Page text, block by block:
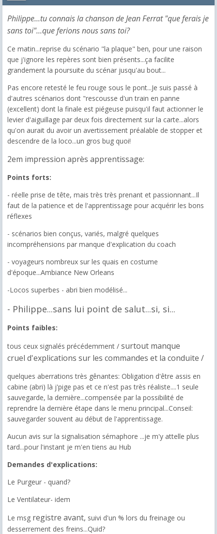
Philippe...tu connais la chanson de Jean Ferrat "que ferais je
sans toi"...que ferions nous sans toi?
Ce matin...reprise du scénario "la plaque" ben, pour une raison
que j'ignore les repères sont bien présents...ça facilite
grandement la poursuite du scénar jusqu'au bout...
Pas encore retesté le feu rouge sous le pont...Je suis passé à
d'autres scénarios dont "rescousse d'un train en panne
(excellent) dont la finale est piégeuse puisqu'il faut actionner le
levier d'aiguillage par deux fois directement sur la carte...alors
qu'on aurait du avoir un avertissement préalable de stopper et
descendre de la loco...un gros bug quoi!
2em impression après apprentissage:
Points forts:
- réelle prise de tête, mais très très prenant et passionnant...Il
faut de la patience et de l'apprentissage pour acquérir les bons
réflexes
- scénarios bien conçus, variés, malgré quelques
incompréhensions par manque d'explication du coach
- voyageurs nombreux sur les quais en costume
d'époque...Ambiance New Orleans
-Locos superbes - abri bien modélisé...
- Philippe...sans lui point de salut...si, si...
Points faibles:
tous ceux signalés précédemment / surtout manque
cruel d'explications sur les commandes et la conduite /
quelques aberrations très gênantes: Obligation d'être assis en
cabine (abri) là j'pige pas et ce n'est pas très réaliste....1 seule
sauvegarde, la dernière...compensée par la possibilité de
reprendre la dernière étape dans le menu principal...Conseil:
sauvegarder souvent au début de l'apprentissage.
Aucun avis sur la signalisation sémaphore ...je m'y attelle plus
tard...pour l'instant je m'en tiens au Hub
Demandes d'explications:
Le Purgeur - quand?
Le Ventilateur- idem
Le msg registre avant, suivi d'un % lors du freinage ou
desserrement des freins...Quid?